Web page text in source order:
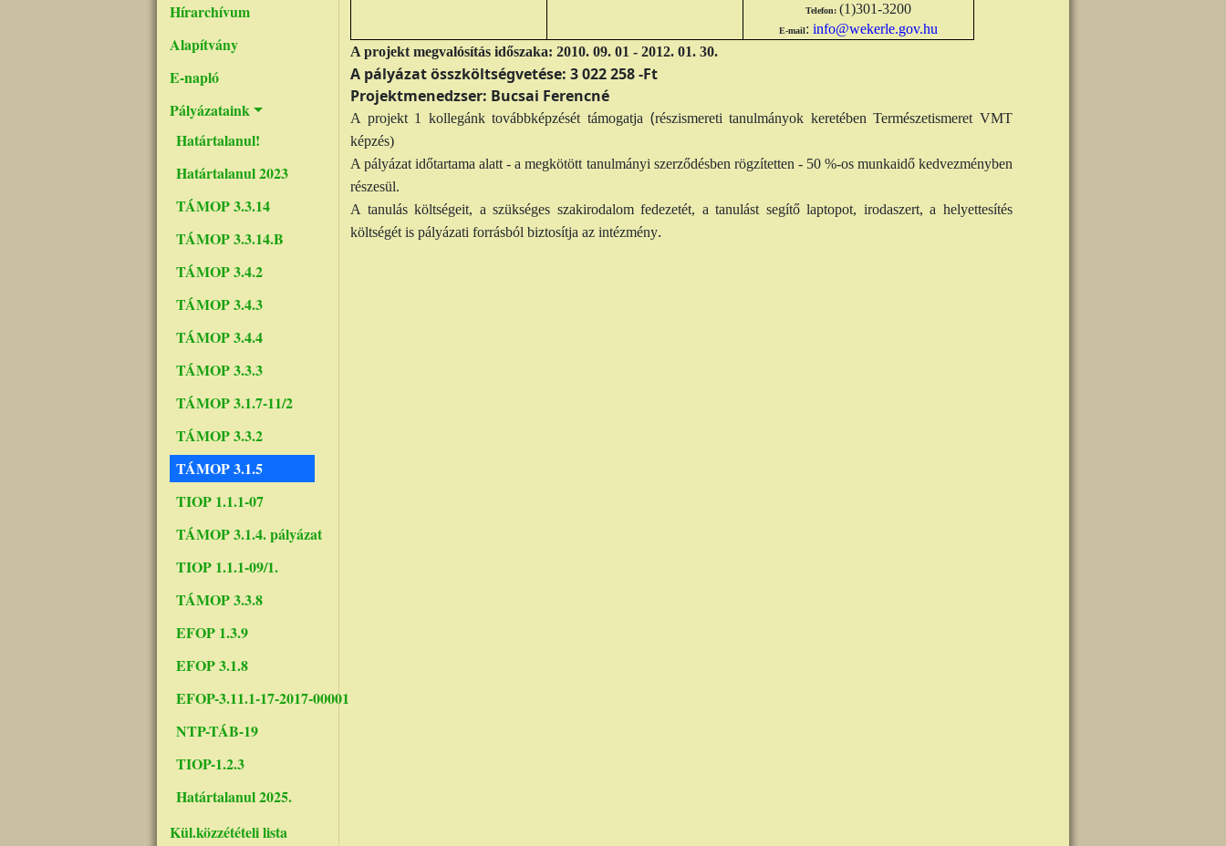
Hírarchívum
Alapítvány
E-napló
Pályázataink
Határtalanul!
Határtalanul 2023
TÁMOP 3.3.14
TÁMOP 3.3.14.B
TÁMOP 3.4.2
TÁMOP 3.4.3
TÁMOP 3.4.4
TÁMOP 3.3.3
TÁMOP 3.1.7-11/2
TÁMOP 3.3.2
TÁMOP 3.1.5
TIOP 1.1.1-07
TÁMOP 3.1.4. pályázat
TIOP 1.1.1-09/1.
TÁMOP 3.3.8
EFOP 1.3.9
EFOP 3.1.8
EFOP-3.11.1-17-2017-00001
NTP-TÁB-19
TIOP-1.2.3
Határtalanul 2025.
Kül.közzétételi lista
Telefon: (1)301-3200
E-mail: info@wekerle.gov.hu
A projekt megvalósítás időszaka: 2010. 09. 01 - 2012. 01. 30.
A pályázat összköltségvetése: 3 022 258 -Ft
Projektmenedzser: Bucsai Ferencné
A projekt 1 kollegánk továbbképzését támogatja (részismereti tanulmányok keretében Természetismeret VMT
képzés)
A pályázat időtartama alatt - a megkötött tanulmányi szerződésben rögzítetten - 50 %-os munkaidő kedvezményben
részesül.
A tanulás költségeit, a szükséges szakirodalom fedezetét, a tanulást segítő laptopot, irodaszert, a helyettesítés
költségét is pályázati forrásból biztosítja az intézmény.